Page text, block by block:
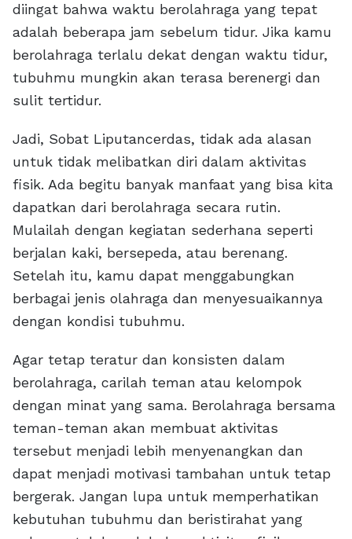
diingat bahwa waktu berolahraga yang tepat
adalah beberapa jam sebelum tidur. Jika kamu
berolahraga terlalu dekat dengan waktu tidur,
tubuhmu mungkin akan terasa berenergi dan
sulit tertidur.
Jadi, Sobat Liputancerdas, tidak ada alasan
untuk tidak melibatkan diri dalam aktivitas
fisik. Ada begitu banyak manfaat yang bisa kita
dapatkan dari berolahraga secara rutin.
Mulailah dengan kegiatan sederhana seperti
berjalan kaki, bersepeda, atau berenang.
Setelah itu, kamu dapat menggabungkan
berbagai jenis olahraga dan menyesuaikannya
dengan kondisi tubuhmu.
Agar tetap teratur dan konsisten dalam
berolahraga, carilah teman atau kelompok
dengan minat yang sama. Berolahraga bersama
teman-teman akan membuat aktivitas
tersebut menjadi lebih menyenangkan dan
dapat menjadi motivasi tambahan untuk tetap
bergerak. Jangan lupa untuk memperhatikan
kebutuhan tubuhmu dan beristirahat yang